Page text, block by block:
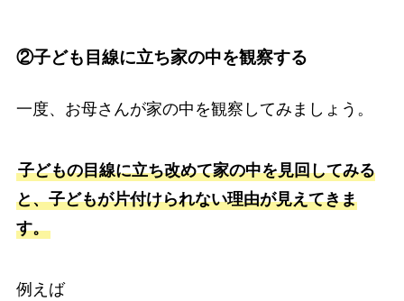
②子ども目線に立ち家の中を観察する
一度、お母さんが家の中を観察してみましょう。
子どもの目線に立ち改めて家の中を見回してみる
と、子どもが片付けられない理由が見えてきま
す。
例えば